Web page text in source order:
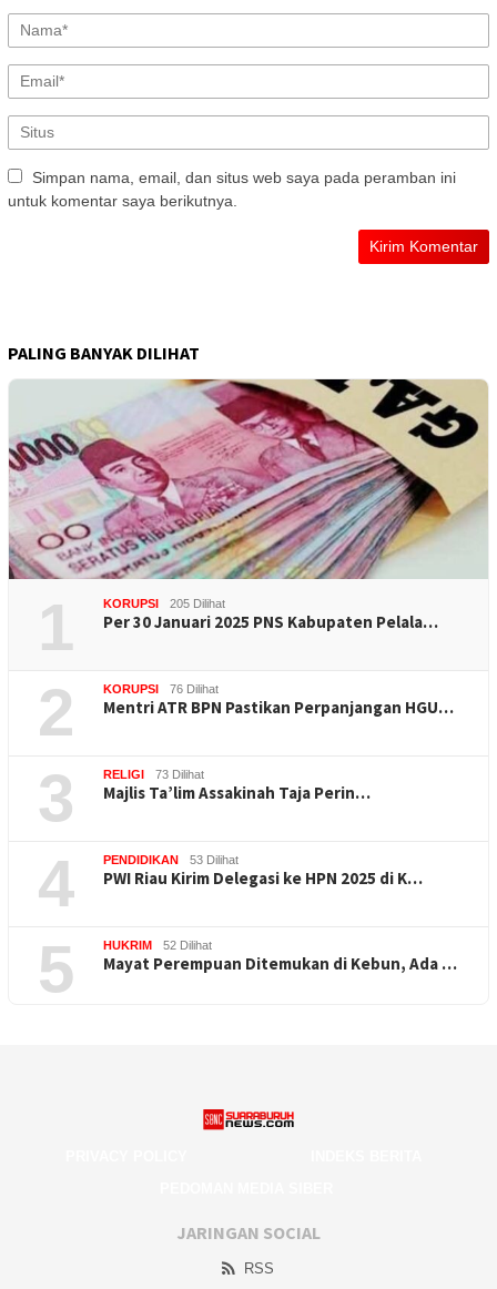
Simpan nama, email, dan situs web saya pada peramban ini
untuk komentar saya berikutnya.
PALING BANYAK DILIHAT
1 KORUPSI 205 Dilihat
Per 30 Januari 2025 PNS Kabupaten Pelala…
2 KORUPSI 76 Dilihat
Mentri ATR BPN Pastikan Perpanjangan HGU…
3 RELIGI 73 Dilihat
Majlis Ta’lim Assakinah Taja Perin…
4 PENDIDIKAN 53 Dilihat
PWI Riau Kirim Delegasi ke HPN 2025 di K…
5 HUKRIM 52 Dilihat
Mayat Perempuan Ditemukan di Kebun, Ada …
JARINGAN SOCIAL
RSS